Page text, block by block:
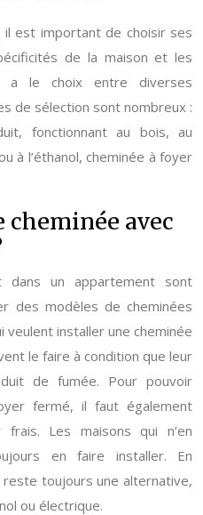
il est important de choisir ses
de la maison et les
a le choix entre diverses
de sélection sont nombreux :
fonctionnant au bois, au
à l’éthanol, cheminée à foyer
cheminée avec
dans un appartement sont
des modèles de cheminées
veulent installer une cheminée
le faire à condition que leur
de fumée. Pour pouvoir
fermé, il faut également
frais. Les maisons qui n’en
en faire installer. En
reste toujours une alternative,
ou électrique.